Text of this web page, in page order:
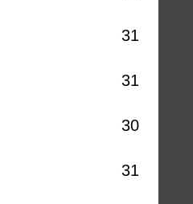
31
31
30
31